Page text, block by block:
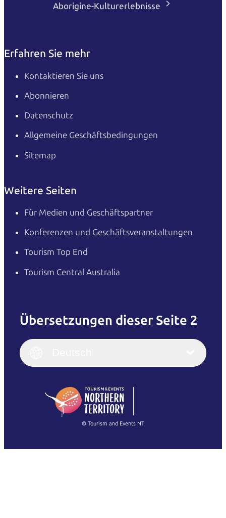
Aborigine-Kulturerlebnisse
Erfahren Sie mehr
Kontaktieren Sie uns
Abonnieren
Datenschutz
Allgemeine Geschäftsbedingungen
Sitemap
Weitere Seiten
Für Medien und Geschäftspartner
Konferenzen und Geschäftsveranstaltungen
Tourism Top End
Tourism Central Australia
Übersetzungen dieser Seite 2
English
(Singapore)
Français
Italiano
繁體中文
© Tourism and Events NT